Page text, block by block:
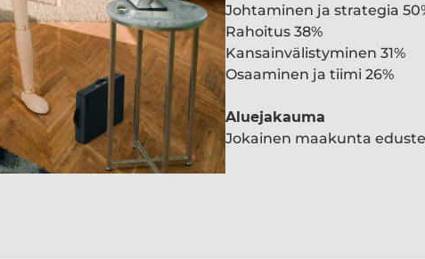
Johtaminen ja strategia
Rahoitus 38%
Kansainvälistyminen 31%
Osaaminen ja tiimi 26%
Aluejakauma
Jokainen maakunta